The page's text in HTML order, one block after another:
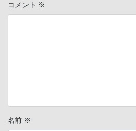
コメント ※
名前 ※